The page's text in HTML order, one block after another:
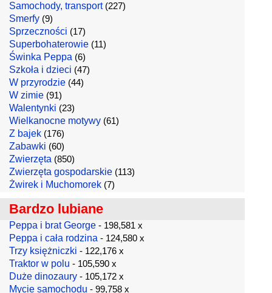
Samochody, transport(227)
Smerfy (9)
Sprzeczności (17)
Superbohaterowie (11)
Świnka Peppa (6)
Szkoła i dzieci (47)
W przyrodzie (44)
W zimie (91)
Walentynki (23)
Wielkanocne motywy (61)
Z bajek (176)
Zabawki (60)
Zwierzęta (850)
Zwierzęta gospodarskie (113)
Żwirek i Muchomorek (7)
Bardzo lubiane
Peppa i brat George - 198,581 x
Peppa i cała rodzina - 124,580 x
Trzy księżniczki - 122,176 x
Traktor w polu - 105,590 x
Duże dinozaury - 105,172 x
Mycie samochodu - 99,758 x